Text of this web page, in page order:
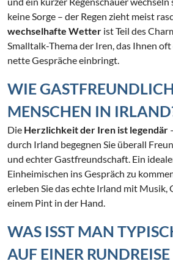
keine Sorge – der Regen zieht meist
wechselhafte Wetter ist Teil des
Smalltalk-Thema der Iren, das Ihnen
nette Gespräche einbringt.
WIE
MENSCHEN IN
Die Herzlichkeit der Iren ist legendär
durch Irland begegnen Sie überall
und echter Gastfreundschaft. Ein
Einheimischen ins Gespräch zu
erleben Sie das echte Irland mit Musik,
einem Pint in der Hand.
WAS ISST MAN
AUF EINER